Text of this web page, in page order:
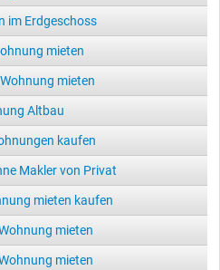
im Erdgeschoss
mieten
mieten
Altbau
kaufen
Makler von Privat
mieten kaufen
mieten
mieten